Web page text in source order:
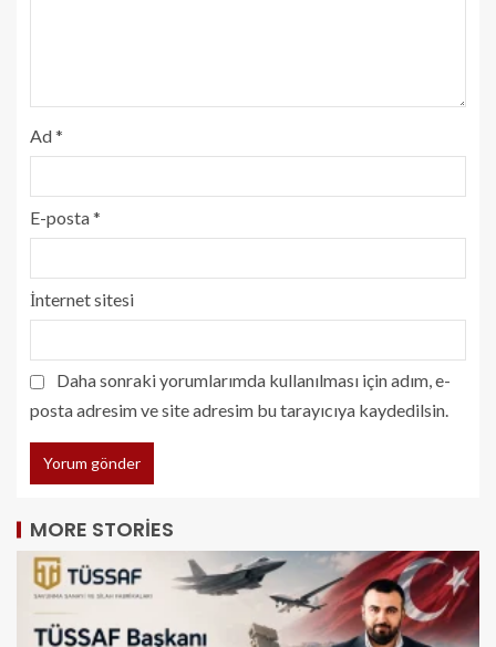
Ad*
E-posta*
İnternet sitesi
Daha sonraki yorumlarımda kullanılması için adım, e-
posta adresim ve site adresim bu tarayıcıya kaydedilsin.
MORE STORIES